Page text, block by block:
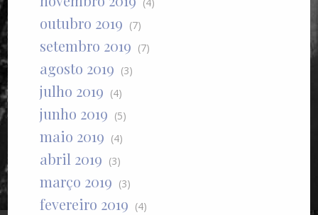
outubro 2019 (7)
setembro 2019 (7)
agosto 2019 (3)
julho 2019 (4)
junho 2019 (5)
maio 2019 (4)
abril 2019 (3)
março 2019 (3)
fevereiro 2019 (4)